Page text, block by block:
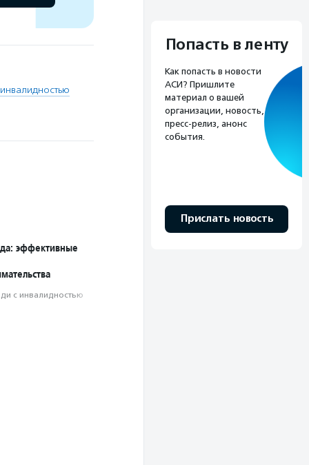
эффективные
с инвалидностью
Попасть в ленту
Как попасть в новости
АСИ? Пришлите
материал о вашей
организации, новость,
пресс-релиз, анонс
события.
Прислать новость